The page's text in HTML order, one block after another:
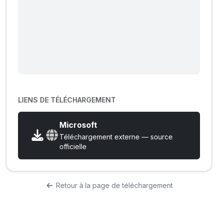
LIENS DE TÉLÉCHARGEMENT
Microsoft
Téléchargement externe — source
officielle
Retour à la page de téléchargement